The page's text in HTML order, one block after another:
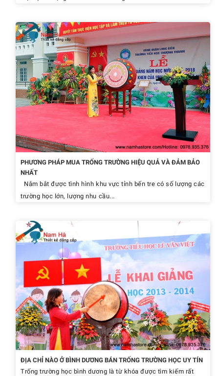
PHƯƠNG PHÁP MUA TRỐNG TRƯỜNG HIỆU QUẢ VÀ ĐẢM BẢO
NHẤT
Nắm bắt được tình hình khu vực tỉnh bến tre có số lượng các
trường học lớn, lượng nhu cầu...
ĐỊA CHỈ NÀO Ở BÌNH DƯƠNG BÁN TRỐNG TRƯỜNG HỌC UY TÍN
Trống trường học bình dương là từ khóa được tìm kiếm rất